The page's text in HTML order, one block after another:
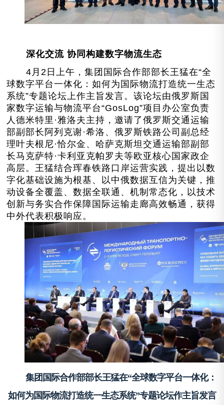
深化交流 协同构建数字物流生态
4月2日上午，集团国际合作部部长王猛在“全
球数字平台一体化：如何为国际物流打造统一生态
系统”专题论坛上作主旨发言。该论坛由俄罗斯国
家数字运输与物流平台“GosLog”项目办公室负责
人德米特里·雅洛夫主持，邀请了俄罗斯交通运输
部副部长阿列克谢·希洛、俄罗斯铁路公司副总经
理叶夫根尼·恰尔金、哈萨克斯坦交通运输部副部
长马克萨特·卡利亚克帕罗夫等欧亚核心国家政企
高层。王猛结合珲春铁路口岸运营实践，提出以数
字化基础设施为根基、以中俄数据互信为关键，推
动设备全覆盖、数据全联通、机制常态化，以技术
创新与务实合作保障国际运输走廊高效畅通，获得
中外代表积极响应。
集团国际合作部部长王猛在“全球数字平台一体化：
如何为国际物流打造统一生态系统”专题论坛作主旨发言